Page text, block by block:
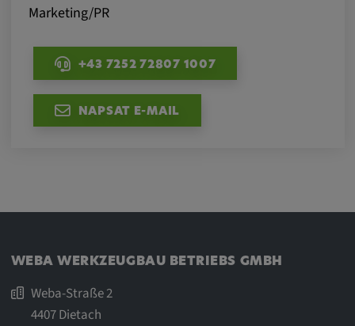
Marketing/PR
+43 7252 72807 1007
NAPSAT E-MAIL
WEBA WERKZEUGBAU BETRIEBS GMBH
Weba-Straße 2
4407 Dietach